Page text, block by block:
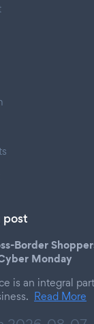
post
Border
Monday
is an integral
Read More